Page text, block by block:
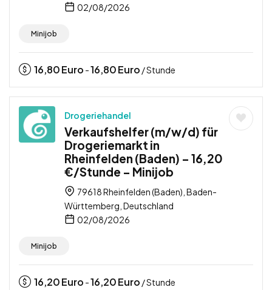
02/08/2026
Minijob
16,80Euro -16,80Euro / Stunde
Drogeriehandel
Verkaufshelfer (m/w/d) für
Drogeriemarkt in
Rheinfelden (Baden) – 16,20
€/Stunde – Minijob
79618 Rheinfelden (Baden), Baden-
Württemberg, Deutschland
02/08/2026
Minijob
16,20Euro -16,20Euro / Stunde